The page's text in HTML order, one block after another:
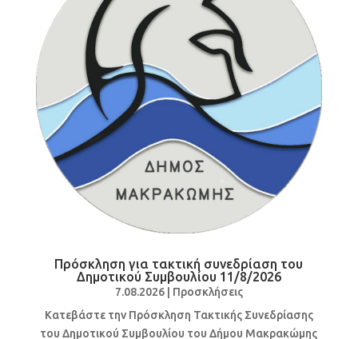
Πρόσκληση για τακτική συνεδρίαση του
Δημοτικού Συμβουλίου 11/8/2026
7.08.2026| Προσκλήσεις
Κατεβάστε την Πρόσκληση Τακτικής Συνεδρίασης
του Δημοτικού Συμβουλίου του Δήμου Μακρακώμης